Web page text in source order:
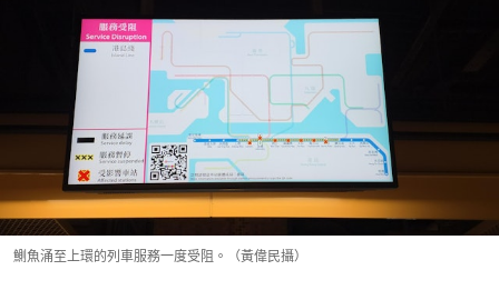
鰂魚涌至上環的列車服務一度受阻。（黃偉民攝）